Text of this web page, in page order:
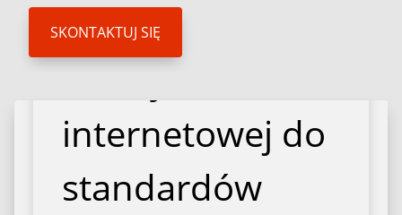
SKONTAKTUJ SIĘ
Dostosowanie
strony
internetowej do
standardów